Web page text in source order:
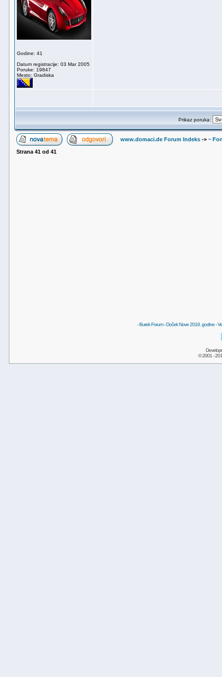
Godine: 41
Datum registracije: 03 Mar 2005
Poruke: 19847
Mesto: Gradiska
Prikaz poruka:
www.domaci.de Forum Indeks -> ~
Strana 41 od 41
-Burek Forum-Doček Nove 2018. godine-
© 2001 -